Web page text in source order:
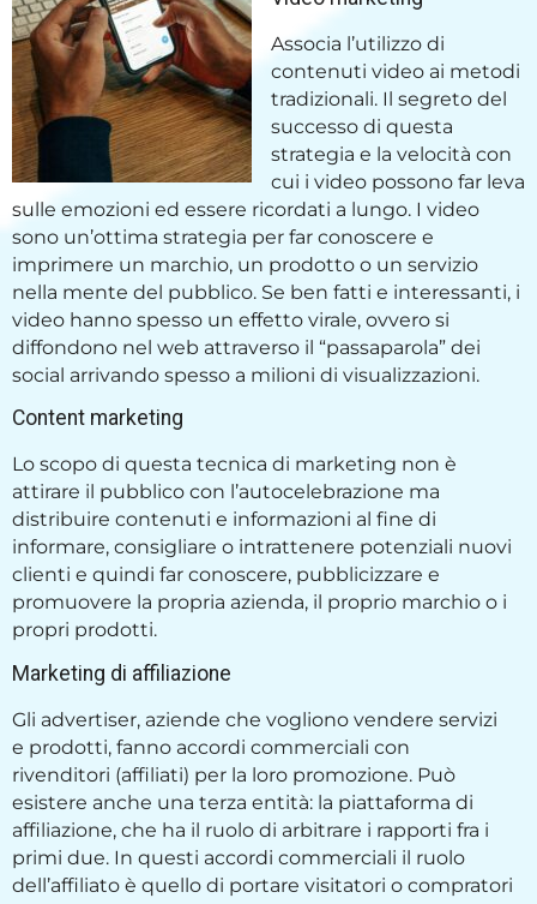
Associa l’utilizzo di
contenuti video ai metodi
tradizionali. Il segreto del
successo di questa
strategia e la velocità con
cui i video possono far leva
sulle emozioni ed essere ricordati a lungo. I video
sono un’ottima strategia per far conoscere e
imprimere un marchio, un prodotto o un servizio
nella mente del pubblico. Se ben fatti e interessanti, i
video hanno spesso un effetto virale, ovvero si
diffondono nel web attraverso il “passaparola” dei
social arrivando spesso a milioni di visualizzazioni.
Content marketing
Lo scopo di questa tecnica di marketing non è
attirare il pubblico con l’autocelebrazione ma
distribuire contenuti e informazioni al fine di
informare, consigliare o intrattenere potenziali nuovi
clienti e quindi far conoscere, pubblicizzare e
promuovere la propria azienda, il proprio marchio o i
propri prodotti.
Marketing di affiliazione
Gli advertiser, aziende che vogliono vendere servizi
e prodotti, fanno accordi commerciali con
rivenditori (affiliati) per la loro promozione. Può
esistere anche una terza entità: la piattaforma di
affiliazione, che ha il ruolo di arbitrare i rapporti fra i
primi due. In questi accordi commerciali il ruolo
dell’affiliato è quello di portare visitatori o compratori